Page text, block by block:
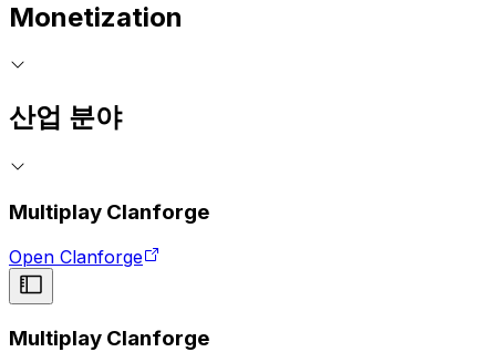
Monetization
산업 분야
Multiplay Clanforge
Open Clanforge
Multiplay Clanforge